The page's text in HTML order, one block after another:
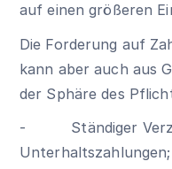
auf einen größeren
Die Forderung auf
kann aber auch aus
der Sphäre des
- Ständiger
Unterhaltszahlungen;